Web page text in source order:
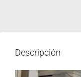
Descripción